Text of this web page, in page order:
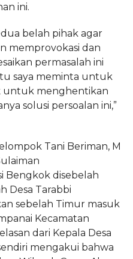
ini.
belah pihak agar
memprovokasi dan
permasalah ini
saya meminta untuk
untuk menghentikan
solusi persoalan ini,”
Tani Beriman, M
Bengkok disebelah
Desa Tarabbi
sebelah Timur masuk
Kecamatan
dari Kepala Desa
mengakui bahwa